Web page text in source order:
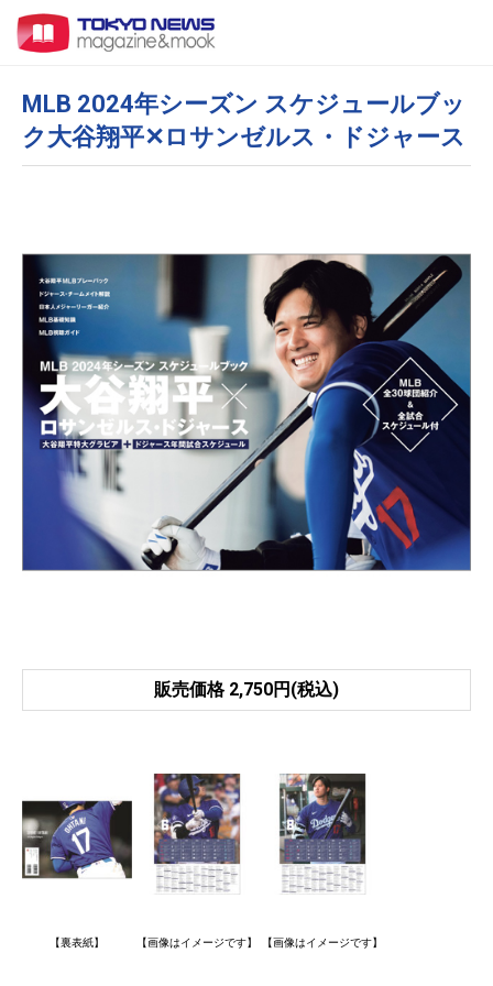
MLB 2024年シーズン スケジュールブッ
ク大谷翔平✕ロサンゼルス・ドジャース
販売価格 2,750円(税込)
【裏表紙】 【画像はイメージです】 【画像はイメージです】